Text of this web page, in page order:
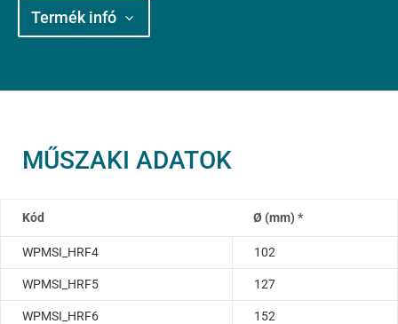
Termék infó
MŰSZAKI ADATOK
Kód Ø (mm) *
WPMSI_HRF4 102
WPMSI_HRF5 127
WPMSI_HRF6 152